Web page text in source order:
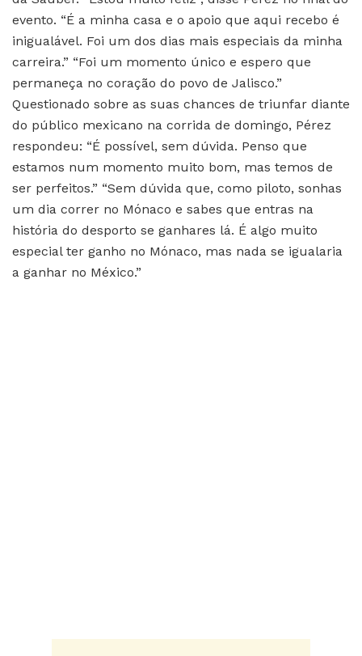
evento. “É a minha casa e o apoio que aqui recebo é
inigualável. Foi um dos dias mais especiais da minha
carreira.” “Foi um momento único e espero que
permaneça no coração do povo de Jalisco.”
Questionado sobre as suas chances de triunfar diante
do público mexicano na corrida de domingo, Pérez
respondeu: “É possível, sem dúvida. Penso que
estamos num momento muito bom, mas temos de
ser perfeitos.” “Sem dúvida que, como piloto, sonhas
um dia correr no Mónaco e sabes que entras na
história do desporto se ganhares lá. É algo muito
especial ter ganho no Mónaco, mas nada se igualaria
a ganhar no México.”